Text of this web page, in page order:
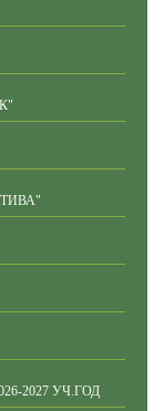
2027 УЧ.ГОД